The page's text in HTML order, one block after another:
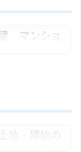
、マンショ
件、時期等
行っていま
。
地・建物の